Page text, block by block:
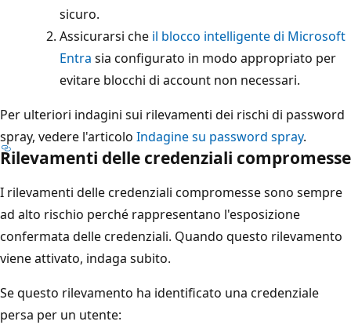
sicuro.
Assicurarsi che il blocco intelligente di Microsoft
Entra sia configurato in modo appropriato per
evitare blocchi di account non necessari.
Per ulteriori indagini sui rilevamenti dei rischi di password
spray, vedere l'articolo Indagine su password spray.
Rilevamenti delle credenziali compromesse
I rilevamenti delle credenziali compromesse sono sempre
ad alto rischio perché rappresentano l'esposizione
confermata delle credenziali. Quando questo rilevamento
viene attivato, indaga subito.
Se questo rilevamento ha identificato una credenziale
persa per un utente: